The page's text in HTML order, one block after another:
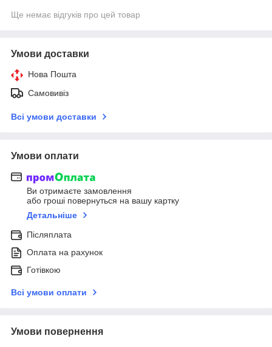
Ще немає відгуків про цей товар
Умови доставки
Нова Пошта
Самовивіз
Всі умови доставки
Умови оплати
Ви отримаєте замовлення
або гроші повернуться на вашу картку
Детальніше
Післяплата
Оплата на рахунок
Готівкою
Всі умови оплати
Умови повернення